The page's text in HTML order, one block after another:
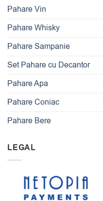
Pahare Vin
Pahare Whisky
Pahare Sampanie
Set Pahare cu Decantor
Pahare Apa
Pahare Coniac
Pahare Bere
LEGAL